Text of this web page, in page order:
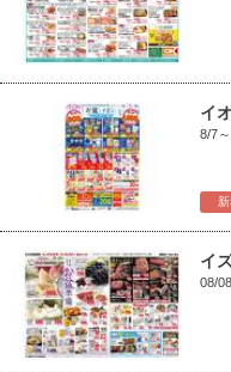
イ
8/7
イ
08/